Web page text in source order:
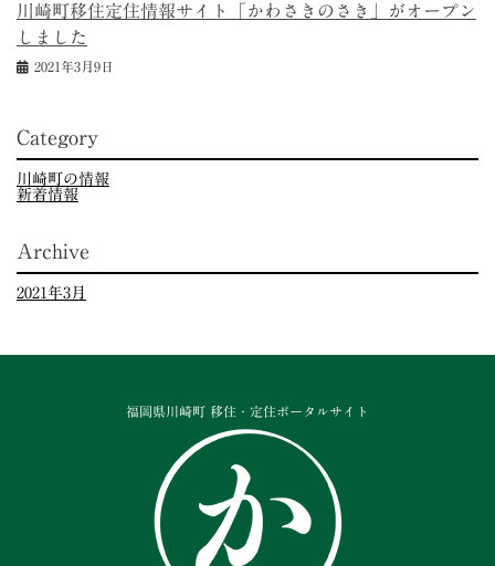
川崎町移住定住情報サイト「かわさきのさき」がオープン
しました
2021年3月9日
Category
川崎町の情報
新着情報
Archive
2021年3月
福岡県川崎町 移住・定住ポータルサイト